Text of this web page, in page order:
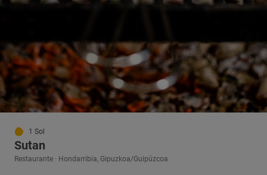
1 Sol
Sutan
Restaurante · Hondarribia, Gipuzkoa/Guipúzcoa